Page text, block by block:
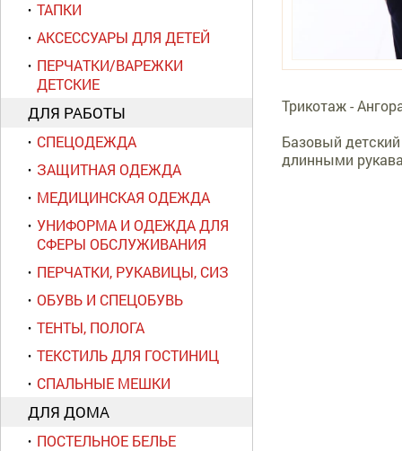
ТАПКИ
АКСЕССУАРЫ ДЛЯ ДЕТЕЙ
ПЕРЧАТКИ/ВАРЕЖКИ
ДЕТСКИЕ
ДЛЯ РАБОТЫ
СПЕЦОДЕЖДА
ЗАЩИТНАЯ ОДЕЖДА
МЕДИЦИНСКАЯ ОДЕЖДА
УНИФОРМА И ОДЕЖДА ДЛЯ
СФЕРЫ ОБСЛУЖИВАНИЯ
ПЕРЧАТКИ, РУКАВИЦЫ, СИЗ
ОБУВЬ И СПЕЦОБУВЬ
ТЕНТЫ, ПОЛОГА
ТЕКСТИЛЬ ДЛЯ ГОСТИНИЦ
СПАЛЬНЫЕ МЕШКИ
ДЛЯ ДОМА
ПОСТЕЛЬНОЕ БЕЛЬЕ
Трикотаж -
Базовый
длинными